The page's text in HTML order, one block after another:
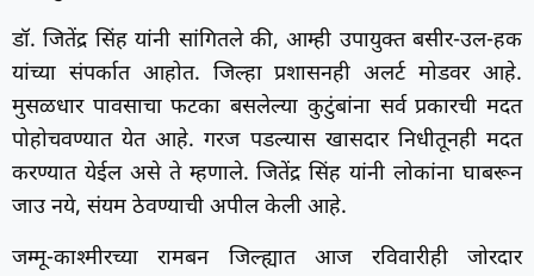
डॉ. जितेंद्र सिंह यांनी सांगितले की, आम्‍ही उपायुक्‍त बसीर-उल-हक
यांच्या संपर्कात आहोत. जिल्‍हा प्रशासनही अलर्ट मोडवर आहे.
मुसळधार पावसाचा फटका बसलेल्‍या कुटुंबांना सर्व प्रकारची मदत
पोहोचवण्यात येत आहे. गरज पडल्‍यास खासदार निधीतूनही मदत
करण्यात येईल असे ते म्‍हणाले. जितेंद्र सिंह यांनी लोकांना घाबरून
जाउ नये, संयम ठेवण्याची अपील केली आहे.
जम्‍मू-काश्मीरच्या रामबन जिल्‍ह्यात आज रविवारीही जोरदार